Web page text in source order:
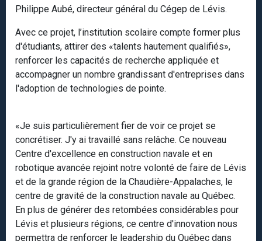
Philippe Aubé, directeur général du Cégep de Lévis.
Avec ce projet, l’institution scolaire compte former plus
d'étudiants, attirer des «talents hautement qualifiés»,
renforcer les capacités de recherche appliquée et
accompagner un nombre grandissant d'entreprises dans
l'adoption de technologies de pointe.
«Je suis particulièrement fier de voir ce projet se
concrétiser. J'y ai travaillé sans relâche. Ce nouveau
Centre d'excellence en construction navale et en
robotique avancée rejoint notre volonté de faire de Lévis
et de la grande région de la Chaudière-Appalaches, le
centre de gravité de la construction navale au Québec.
En plus de générer des retombées considérables pour
Lévis et plusieurs régions, ce centre d'innovation nous
permettra de renforcer le leadership du Québec dans